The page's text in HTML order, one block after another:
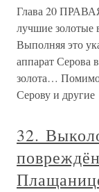
Глава 20
лучшие золотые
Выполняя это
аппарат Серова
золота…
Серову и другие
32.